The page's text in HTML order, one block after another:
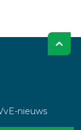
nieuws